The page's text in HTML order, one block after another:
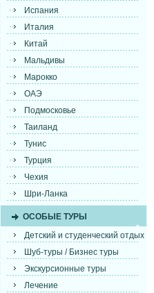
Испания
Италия
Китай
Мальдивы
Марокко
ОАЭ
Подмосковье
Таиланд
Тунис
Турция
Чехия
Шри-Ланка
ОСОБЫЕ ТУРЫ
Детский и студенческий отдых
Шуб-туры / Бизнес туры
Экскурсионные туры
Лечение